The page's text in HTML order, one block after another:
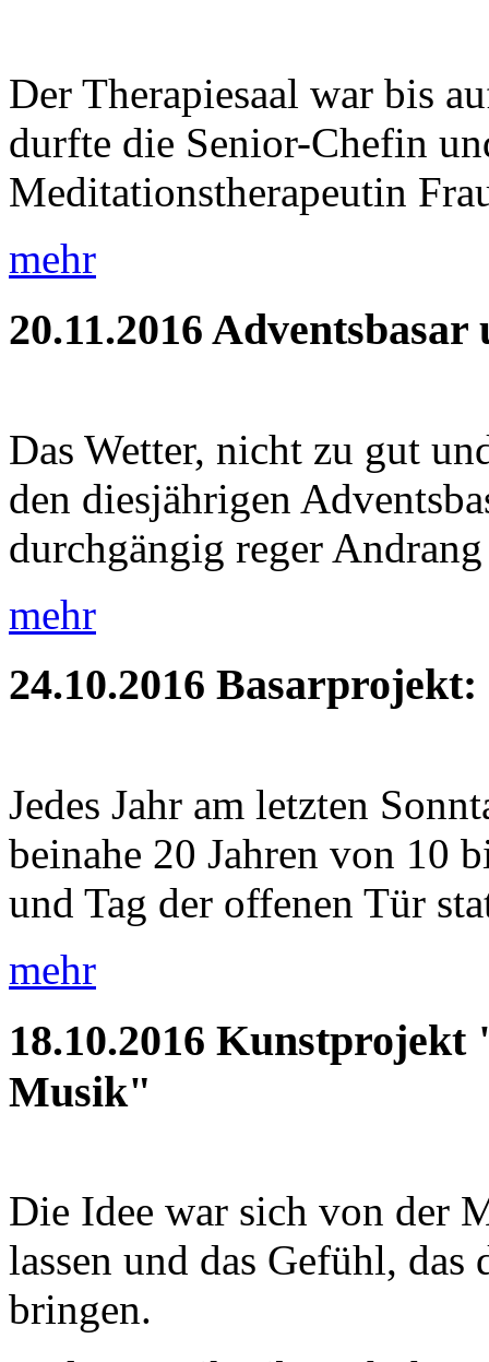
Der Therapiesaal war bis
durfte die Senior-Chefin
Meditationstherapeutin
mehr
20.11.2016 Adventsbasar
Das Wetter, nicht zu gut
den diesjährigen
durchgängig reger
mehr
24.10.2016
Jedes Jahr am letzten
beinahe 20 Jahren von 10
und Tag der offenen Tür
mehr
18.10.2016 Kunstprojekt
Musik"
Die Idee war sich von der
lassen und das Gefühl, das
bringen.